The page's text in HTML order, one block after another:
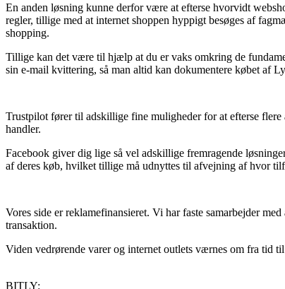
En anden løsning kunne derfor være at efterse hvorvidt
regler, tillige med at internet shoppen hyppigt besøges af
shopping.
Tillige kan det være til hjælp at du er vaks omkring de
sin e-mail kvittering, så man altid kan dokumentere købet af
Trustpilot fører til adskillige fine muligheder for at efterse
handler.
Facebook giver dig lige så vel adskillige fremragende
af deres køb, hvilket tillige må udnyttes til afvejning af hvor
Vores side er reklamefinansieret. Vi har faste samarbejder
transaktion.
Viden vedrørende varer og internet outlets værnes om fra tid
BITLY: